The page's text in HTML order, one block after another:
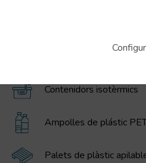
Caixes Apilables
Contenidors isotèrmics
Ampolles de plástic
Palets de plàstic